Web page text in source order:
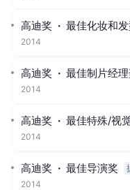
高迪奖 · 最佳化妆和
2014
高迪奖 · 最佳制片经
2014
高迪奖 · 最佳特殊/视
2014
高迪奖 · 最佳导演奖
2014